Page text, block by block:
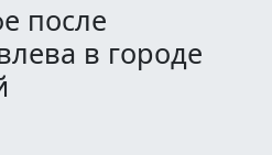
после
в городе